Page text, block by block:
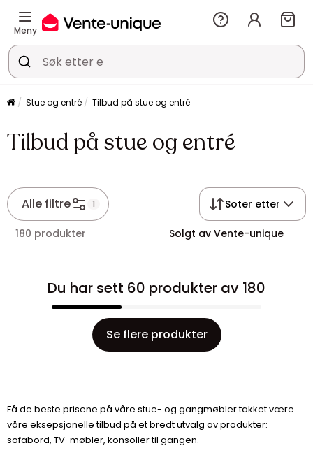
Meny
Stue og entré Tilbud på stue og entré
Tilbud på stue og entré
Alle filtre 1 Soter etter
180 produkter Solgt av Vente-unique
Du har sett 60 produkter av 180
Se flere produkter
Få de beste prisene på våre stue- og gangmøbler takket være
våre eksepsjonelle tilbud på et bredt utvalg av produkter:
sofabord, TV-møbler, konsoller til gangen.